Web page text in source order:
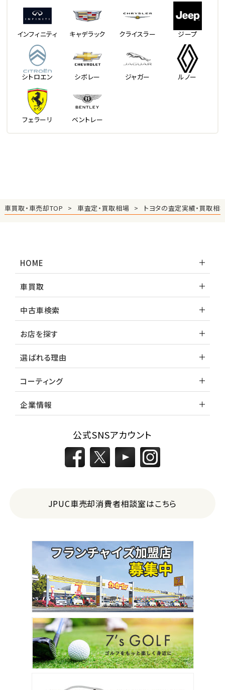
インフィニティ キャデラック クライスラー ジープ
シトロエン シボレー ジャガー ルノー
フェラーリ ベントレー
車買取・車売却TOP 車査定・買取相場 トヨタの査定実績・買取相
HOME
車買取
中古車検索
お店を探す
選ばれる理由
コーティング
企業情報
公式SNSアカウント
JPUC車売却消費者相談室はこちら